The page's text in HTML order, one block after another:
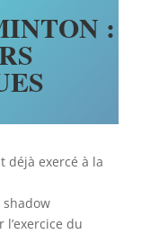
:
déjà exercé à la
du